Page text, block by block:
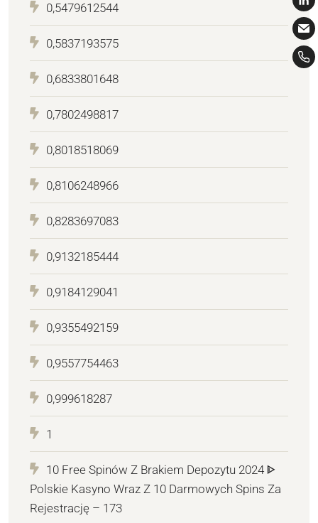
0,5479612544
0,5837193575
0,6833801648
0,7802498817
0,8018518069
0,8106248966
0,8283697083
0,9132185444
0,9184129041
0,9355492159
0,9557754463
0,999618287
1
10 Free Spinów Z Brakiem Depozytu 2024 ᐈ
Polskie Kasyno Wraz Z 10 Darmowych Spins Za
Rejestrację – 173